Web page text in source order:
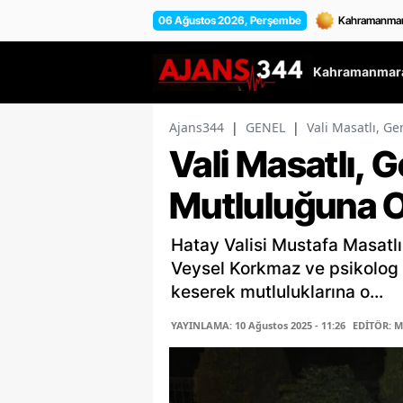
06 Ağustos 2026, Perşembe
Ajans344 | GENEL | Vali Masatlı,
Vali Masatlı,
Mutluluğuna
Hatay Valisi Mustafa
Veysel Korkmaz ve
keserek mutluluklarına o...
YAYINLAMA: 10 Ağustos 2025 - 11:26 EDİTÖR: